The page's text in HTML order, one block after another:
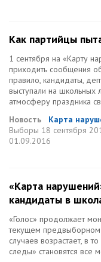
Как партийцы
1 сентября на «Карту
приходить сообщения
правило, кандидаты,
выступали на школьных
атмосферу праздника
Новость
Карта
Выборы 18 сентября
01.09.2016
«Карта
кандидаты в
«Голос» продолжает
текущем предвыборном
случаев возрастает, в
следы» становятся все